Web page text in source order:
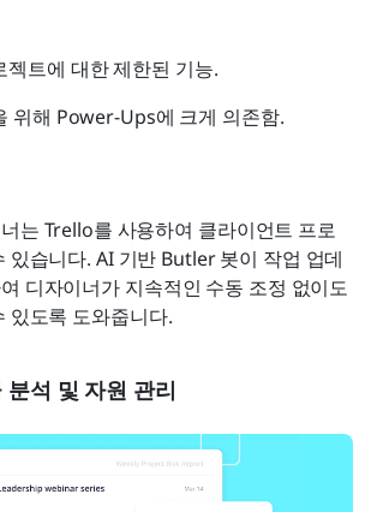
젝트에 대한 제한된 기능.
위해 Power-Ups에 크게 의존함.
는 Trello를 사용하여 클라이언트 프로
있습니다. AI 기반 Butler 봇이 작업 업데
디자이너가 지속적인 수동 조정 없이도
있도록 도와줍니다.
석 및 자원 관리